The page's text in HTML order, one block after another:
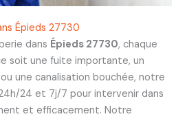
Épieds 27730
dans Épieds 27730, chaque
soit une fuite importante, un
une canalisation bouchée, notre
24 et 7j/7 pour intervenir dans
et efficacement. Notre